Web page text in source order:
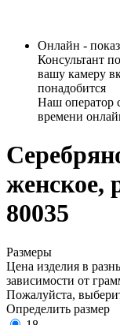
Онлайн -
Консультант
вашу камеру
понадобится
Наш оператор
времени
женское,
80035
Размеры
Цена изделия в
зависимости от
Пожалуйста,
Определить размер